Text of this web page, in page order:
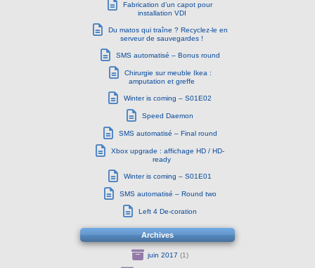
Fabrication d’un capot pour
installation VDI
Du matos qui traîne ? Recyclez-le en
serveur de sauvegardes !
SMS automatisé – Bonus round
Chirurgie sur meuble Ikea :
amputation et greffe
Winter is coming – S01E02
Speed Daemon
SMS automatisé – Final round
Xbox upgrade : affichage HD / HD-
ready
Winter is coming – S01E01
SMS automatisé – Round two
Left 4 De-coration
Archives
juin 2017 (1)